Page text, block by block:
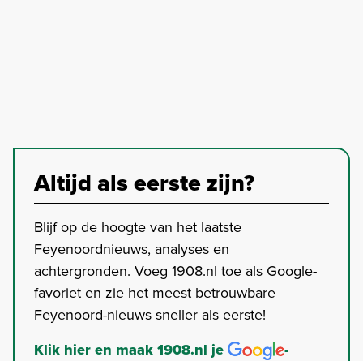
Altijd als eerste zijn?
Blijf op de hoogte van het laatste
Feyenoordnieuws, analyses en
achtergronden. Voeg 1908.nl toe als Google-
favoriet en zie het meest betrouwbare
Feyenoord-nieuws sneller als eerste!
Klik hier en maak 1908.nl je
-